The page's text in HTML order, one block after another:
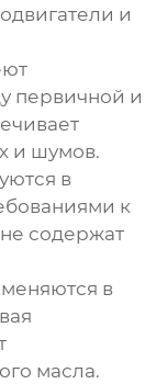
и
первичной и
и шумов.
в
к
содержат
в
масла.